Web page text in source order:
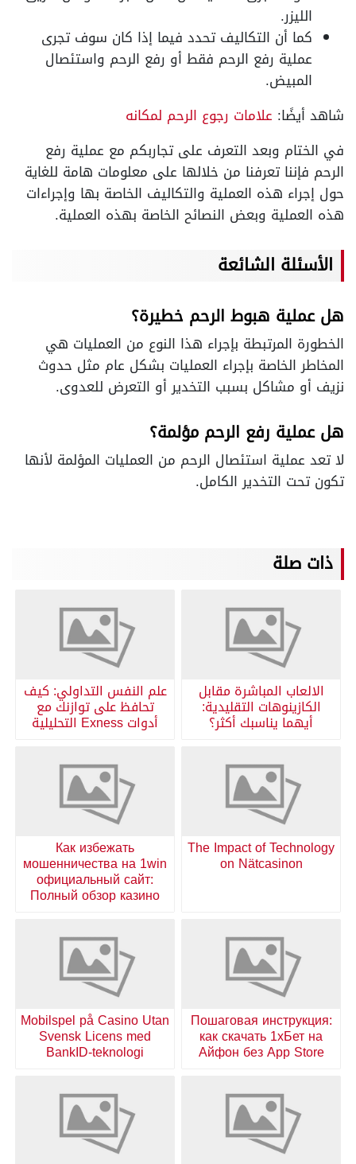
الليزر.
كما أن التكاليف تحدد فيما إذا كان سوف تجرى
عملية رفع الرحم فقط أو رفع الرحم واستئصال
المبيض.
شاهد أيضًا: علامات رجوع الرحم لمكانه
في الختام وبعد التعرف على تجاربكم مع عملية رفع
الرحم فإننا تعرفنا من خلالها على معلومات هامة للغاية
حول إجراء هذه العملية والتكاليف الخاصة بها وإجراءات
هذه العملية وبعض النصائح الخاصة بهذه العملية.
الأسئلة الشائعة
هل عملية هبوط الرحم خطيرة؟
الخطورة المرتبطة بإجراء هذا النوع من العمليات هي
المخاطر الخاصة بإجراء العمليات بشكل عام مثل حدوث
نزيف أو مشاكل بسبب التخدير أو التعرض للعدوى.
هل عملية رفع الرحم مؤلمة؟
لا تعد عملية استئصال الرحم من العمليات المؤلمة لأنها
تكون تحت التخدير الكامل.
ذات صلة
الالعاب المباشرة مقابل
الكازينوهات التقليدية:
أيهما يناسبك أكثر؟
علم النفس التداولي: كيف
تحافظ على توازنك مع
أدوات Exness التحليلية
The Impact of Technology
on Nätcasinon
Как избежать
мошенничества на 1win
официальный сайт:
Полный обзор казино
Пошаговая инструкция:
как скачать 1хБет на
Айфон без App Store
Mobilspel på Casino Utan
Svensk Licens med
BankID-teknologi